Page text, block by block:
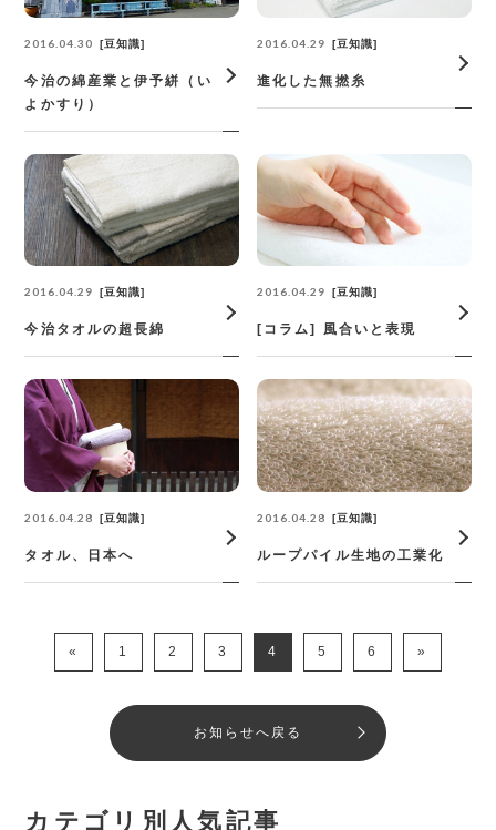
2016.04.30 豆知識
今治の綿産業と伊予絣（い
よかすり）
2016.04.29 豆知識
進化した無撚糸
2016.04.29 豆知識
今治タオルの超長綿
2016.04.29 豆知識
[コラム] 風合いと表現
2016.04.28 豆知識
タオル、日本へ
2016.04.28 豆知識
ループパイル生地の工業化
« 1 2 3 4 5 6 »
お知らせへ戻る
カテゴリ別人気記事